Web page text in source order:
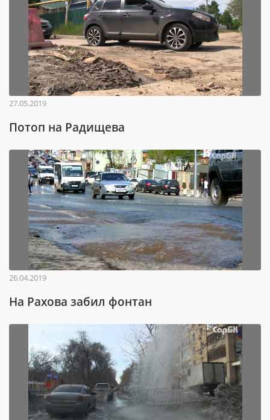
27.05.2019
Потоп на Радищева
26.04.2019
На Рахова забил фонтан